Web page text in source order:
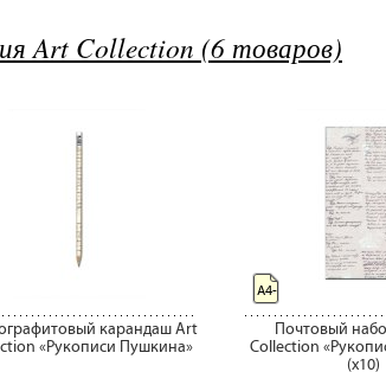
Art Collection (6 товаров)
карандаш Art
«Рукописи Пушкина»
Почтовый
Collection
(x10)
А4-